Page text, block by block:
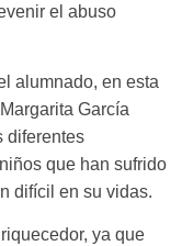
el abuso
alumnado, en esta
García
diferentes
que han sufrido
difícil en su vidas.
ya que